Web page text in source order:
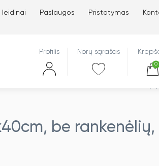
leidinai Paslaugos Pristatymas
Profilis Norų sąrašas
0
be rankenėlių,